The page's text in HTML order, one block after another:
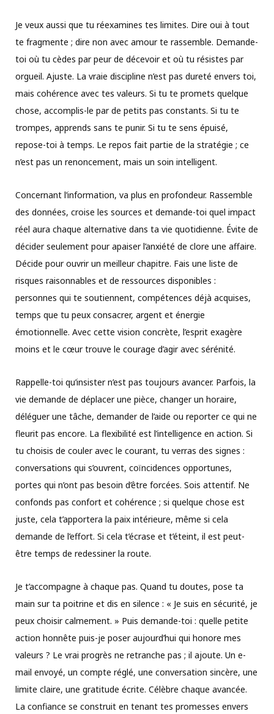
Je veux aussi que tu réexamines tes limites. Dire oui à tout
te fragmente ; dire non avec amour te rassemble. Demande-
toi où tu cèdes par peur de décevoir et où tu résistes par
orgueil. Ajuste. La vraie discipline n’est pas dureté envers toi,
mais cohérence avec tes valeurs. Si tu te promets quelque
chose, accomplis-le par de petits pas constants. Si tu te
trompes, apprends sans te punir. Si tu te sens épuisé,
repose-toi à temps. Le repos fait partie de la stratégie ; ce
n’est pas un renoncement, mais un soin intelligent.
Concernant l’information, va plus en profondeur. Rassemble
des données, croise les sources et demande-toi quel impact
réel aura chaque alternative dans ta vie quotidienne. Évite de
décider seulement pour apaiser l’anxiété de clore une affaire.
Décide pour ouvrir un meilleur chapitre. Fais une liste de
risques raisonnables et de ressources disponibles :
personnes qui te soutiennent, compétences déjà acquises,
temps que tu peux consacrer, argent et énergie
émotionnelle. Avec cette vision concrète, l’esprit exagère
moins et le cœur trouve le courage d’agir avec sérénité.
Rappelle-toi qu’insister n’est pas toujours avancer. Parfois, la
vie demande de déplacer une pièce, changer un horaire,
déléguer une tâche, demander de l’aide ou reporter ce qui ne
fleurit pas encore. La flexibilité est l’intelligence en action. Si
tu choisis de couler avec le courant, tu verras des signes :
conversations qui s’ouvrent, coïncidences opportunes,
portes qui n’ont pas besoin d’être forcées. Sois attentif. Ne
confonds pas confort et cohérence ; si quelque chose est
juste, cela t’apportera la paix intérieure, même si cela
demande de l’effort. Si cela t’écrase et t’éteint, il est peut-
être temps de redessiner la route.
Je t’accompagne à chaque pas. Quand tu doutes, pose ta
main sur ta poitrine et dis en silence : « Je suis en sécurité, je
peux choisir calmement. » Puis demande-toi : quelle petite
action honnête puis-je poser aujourd’hui qui honore mes
valeurs ? Le vrai progrès ne retranche pas ; il ajoute. Un e-
mail envoyé, un compte réglé, une conversation sincère, une
limite claire, une gratitude écrite. Célèbre chaque avancée.
La confiance se construit en tenant tes promesses envers